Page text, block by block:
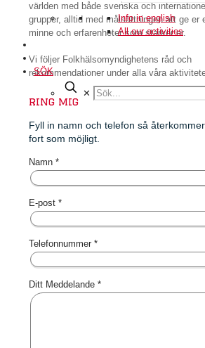
Info in english
All our activities
SÖK
✕
världen med både svenska och
grupper, alltid med målsättningen att ge er
minne och erfarenheter som stärker er.
Vi följer Folkhälsomyndighetens råd och
rekommendationer under alla våra
ring mig
Fyll in namn och telefon så
fort som möjligt.
Namn *
E-post *
Telefonnummer *
Ditt Meddelande *